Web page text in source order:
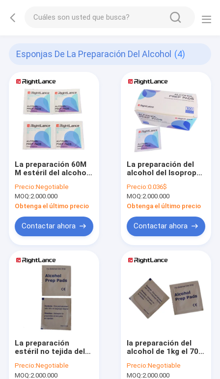
Esponjas De La Preparación Del Alcohol (4)
La preparación 60M
M estéril del alcohol
preparación médica
no tejida del alcohol
rellena el Odm
Precio:Negotiable
MOQ:2.000.000
Obtenga el último precio
Contactar ahora
La preparación del
alcohol del Isopropyl
70% limpia los
cojines de limpieza
Precio:0.036$
MOQ:2.000.000
Obtenga el último precio
Contactar ahora
La preparación
estéril no tejida del
Isopropyl Unscented
ISO13485 de las
Precio:Negotiable
MOQ:2.000.000
la preparación del
alcohol de 1kg el 70%
cojines del alcohol
de 60m m para la
Precio:Negotiable
MOQ:2.000.000